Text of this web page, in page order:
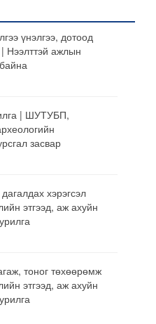
үнэлгээ, дотоод
Нээлттэй ажлын
| ШУТУБП,
засвар
хэрэгсэл
этгээд, аж ахуйн
тоног төхөөрөмж
этгээд, аж ахуйн